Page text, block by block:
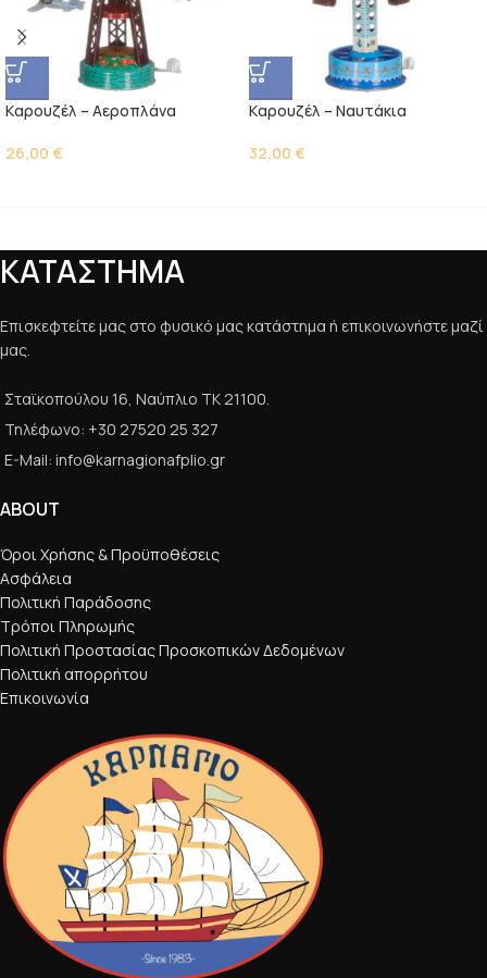
Kαρουζέλ – Αεροπλάνα
26,00 €
Kαρουζέλ – Ναυτάκια
32,00 €
ΚΑΤΑΣΤΗΜΑ
Επισκεφτείτε μας στο φυσικό μας κατάστημα ή επικοινωνήστε μαζί
μας.
Σταϊκοπούλου 16, Ναύπλιο ΤΚ 21100.
Τηλέφωνο: +30 27520 25 327
E-Mail: info@karnagionafplio.gr
ABOUT
Όροι Χρήσης & Προϋποθέσεις
Ασφάλεια
Πολιτική Παράδοσης
Τρόποι Πληρωμής
Πολιτική Προστασίας Προσκοπικών Δεδομένων
Πολιτική απορρήτου
Επικοινωνία